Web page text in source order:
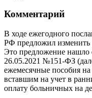
Комментарий
В ходе ежегодного
РФ предложил изменить
Это предложение нашло
26.05.2021 №151-ФЗ
ежемесячные пособия
вставшим на учет в
оплату больничных на